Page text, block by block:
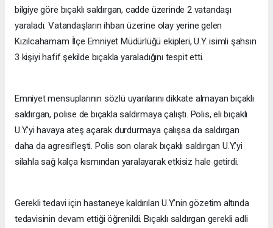
bilgiye göre bıçaklı saldırgan, cadde üzerinde 2 vatandaşı
yaraladı. Vatandaşların ihbarı üzerine olay yerine gelen
Kızılcahamam İlçe Emniyet Müdürlüğü ekipleri, U.Y. isimli şahsın
3 kişiyi hafif şekilde bıçakla yaraladığını tespit etti.
Emniyet mensuplarının sözlü uyarılarını dikkate almayan bıçaklı
saldırgan, polise de bıçakla saldırmaya çalıştı. Polis, eli bıçaklı
U.Y.’yi havaya ateş açarak durdurmaya çalışsa da saldırgan
daha da agresifleşti. Polis son olarak bıçaklı saldırgan U.Y.’yi
silahla sağ kalça kısmından yaralayarak etkisiz hale getirdi.
Gerekli tedavi için hastaneye kaldırılan U.Y.’nin gözetim altında
tedavisinin devam ettiği öğrenildi. Bıçaklı saldırgan gerekli adli